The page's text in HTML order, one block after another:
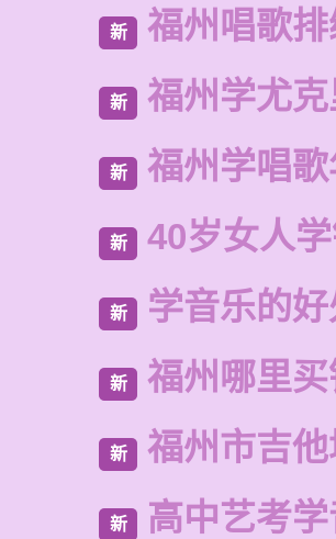
新 福州唱歌
新 福州学尤
新 福州学唱
新 40岁女人
新 学音乐的
新 福州哪里
新 福州市吉
新 高中艺考